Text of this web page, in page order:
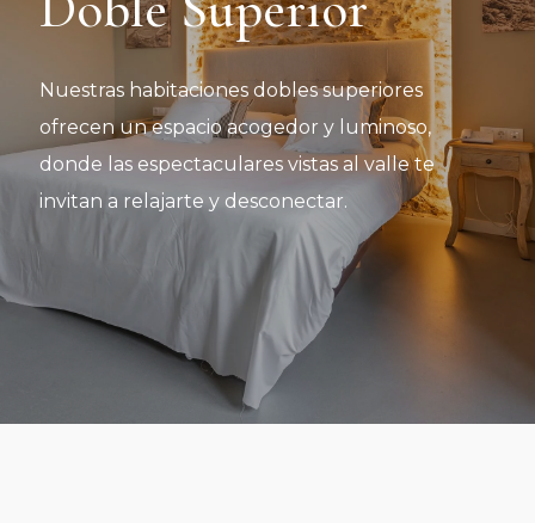
Nuestras habitaciones dobles superiores
ofrecen un espacio acogedor y luminoso,
donde las espectaculares vistas al valle te
invitan a relajarte y desconectar.